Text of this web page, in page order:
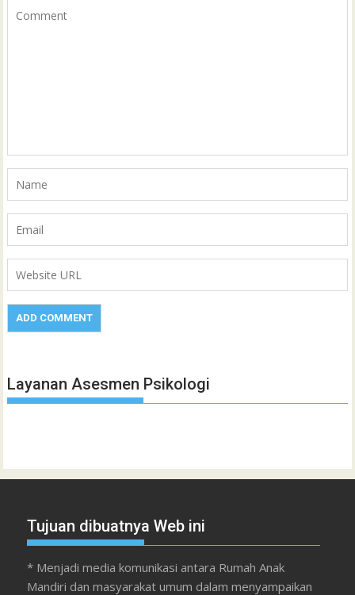
Layanan Asesmen Psikologi
Tujuan dibuatnya Web ini
* Menjadi media komunikasi antara Rumah Anak
Mandiri dan masyarakat umum dalam menyampaikan